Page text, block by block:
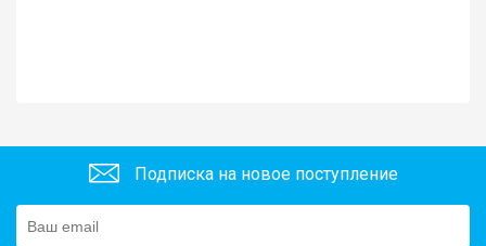
Подписка на новое поступление